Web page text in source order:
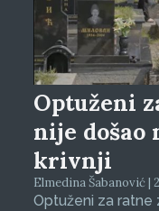
Optuženi
nije došao
krivnji
Elmedina Šabanović |
Optuženi za ratne